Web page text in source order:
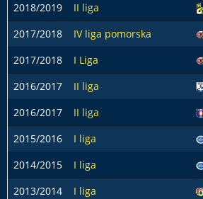
2018/2019
II liga
2017/2018
IV liga pomorska
2017/2018
I Liga
2016/2017
II liga
2016/2017 II liga
2015/2016 I liga
2014/2015
I liga
2013/2014
I liga